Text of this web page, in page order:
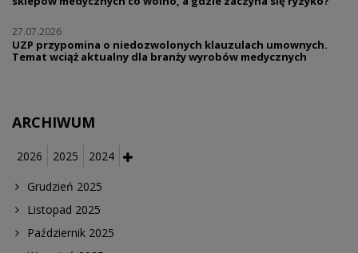
27.07.2026
UZP przypomina o niedozwolonych klauzulach umownych.
Temat wciąż aktualny dla branży wyrobów medycznych
ARCHIWUM
2026 2025 2024
Grudzień 2025
Listopad 2025
Październik 2025